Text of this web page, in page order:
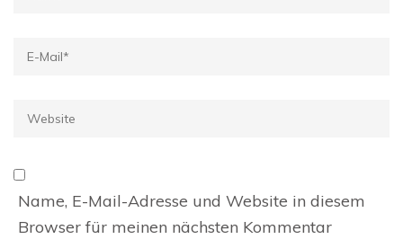
E-
Website
Name, E-Mail-Adresse und Website in diesem
Browser für meinen nächsten Kommentar